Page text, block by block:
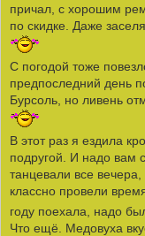
причал, с хорошим
по скидке. Даже
С погодой тоже
предпоследний день
Бурсоль, но ливень
В этот раз я ездила
подругой. И надо вам
танцевали все
классно провели
году поехала, надо
Что ещё. Медовуха